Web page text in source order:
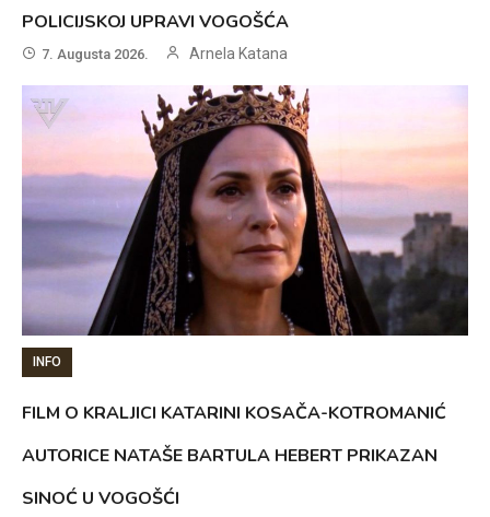
POLICIJSKOJ UPRAVI VOGOŠĆA
7. Augusta 2026. Arnela Katana
INFO
FILM O KRALJICI KATARINI KOSAČA-KOTROMANIĆ
AUTORICE NATAŠE BARTULA HEBERT PRIKAZAN
SINOĆ U VOGOŠĆI